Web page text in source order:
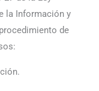
la Información y
de